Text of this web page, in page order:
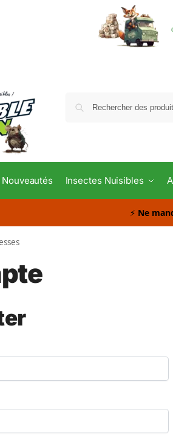
Nouveautés Insectes Nuisibles
⚡ Ne